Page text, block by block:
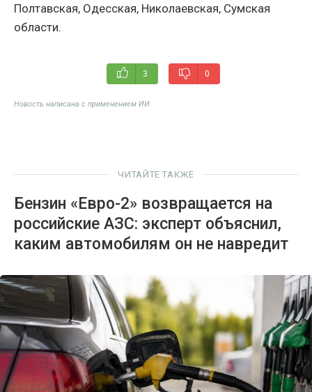
Полтавская, Одесская, Николаевская, Сумская
области.
3 0
Новость написана с применением ИИ
ЧИТАЙТЕ ТАКЖЕ
Бензин «Евро-2» возвращается на
российские АЗС: эксперт объяснил,
каким автомобилям он не навредит